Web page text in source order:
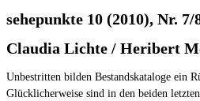
sehepunkte 10 (2010), Nr. 7/
Claudia Lichte / Heribert
Unbestritten bilden Bestandskataloge ein
Glücklicherweise sind in den beiden